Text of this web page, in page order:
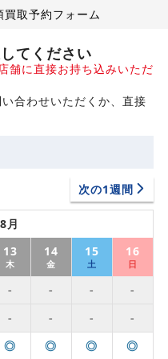
買取予約フォーム
てください
舗に直接お持ち込みいただ
合わせいただくか、直接
次の1週間
8月
13
木
14
金
15
土
16
日
- - -
-
- - -
-
◎ ◎ ◎
◎